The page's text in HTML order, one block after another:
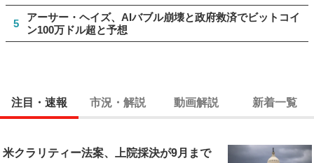
5
アーサー・ヘイズ、AIバブル崩壊と政府救済でビットコイ
ン100万ドル超と予想
注目・速報 市況・解説 動画解説 新着一覧
米クラリティー法案、上院採決が9月まで